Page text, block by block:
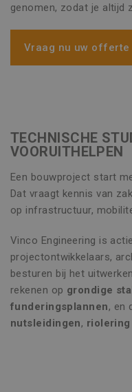
genomen, zodat je altijd
Vraag nu uw offerte
TECHNISCHE
VOORUITHELPEN
Een bouwproject start
Dat vraagt kennis van
op infrastructuur,
Vinco Engineering is
projectontwikkelaars,
besturen bij het
rekenen op grondige
funderingsplannen, en
nutsleidingen, riolering